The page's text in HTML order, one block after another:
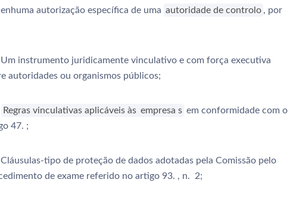
autorização específica de uma autoridade de controlo , por
instrumento juridicamente vinculativo e com força executiva
autoridades ou organismos públicos;
Regras vinculativas aplicáveis às empresa s em conformidade com o
47. ;
tipo de proteção de dados adotadas pela Comissão pelo
de exame referido no artigo 93. , n. 2;